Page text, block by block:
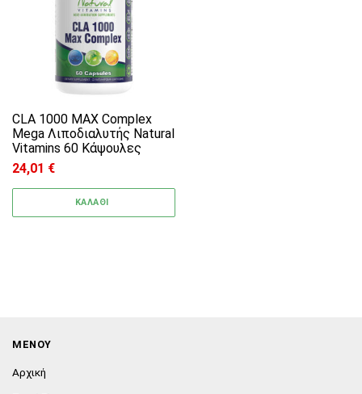
CLA 1000 MAX Complex
Mega Λιποδιαλυτής Natural
Vitamins 60 Κάψουλες
24,01 €
ΚΑΛΑΘΙ
ΜΕΝΟΥ
Αρχική